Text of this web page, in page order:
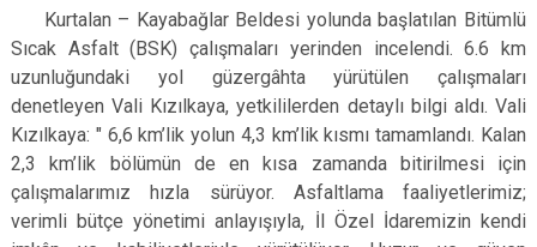
Kurtalan – Kayabağlar Beldesi yolunda başlatılan Bitümlü
Sıcak Asfalt (BSK) çalışmaları yerinden incelendi. 6.6 km
uzunluğundaki yol güzergâhta yürütülen çalışmaları
denetleyen Vali Kızılkaya, yetkililerden detaylı bilgi aldı. Vali
Kızılkaya: " 6,6 km’lik yolun 4,3 km’lik kısmı tamamlandı. Kalan
2,3 km’lik bölümün de en kısa zamanda bitirilmesi için
çalışmalarımız hızla sürüyor. Asfaltlama faaliyetlerimiz;
verimli bütçe yönetimi anlayışıyla, İl Özel İdaremizin kendi